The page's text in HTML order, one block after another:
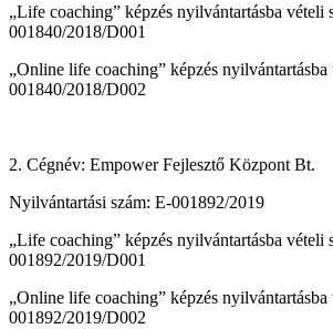
„Life coaching” képzés nyilvántartásba vételi
001840/2018/D001
„Online life coaching” képzés
001840/2018/D002
2. Cégnév: Empower Fejlesztő Központ Bt.
Nyilvántartási szám: E-001892/2019
„Life coaching” képzés nyilvántartásba vételi
001892/2019/D001
„Online life coaching” képzés
001892/2019/D002